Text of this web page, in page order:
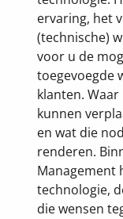
ervaring, het
(technische)
voor u de
toegevoegde
klanten.
kunnen
en wat die
renderen.
Management
technologie,
die wensen